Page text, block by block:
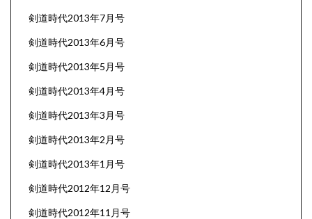
剣道時代2013年7月号
剣道時代2013年6月号
剣道時代2013年5月号
剣道時代2013年4月号
剣道時代2013年3月号
剣道時代2013年2月号
剣道時代2013年1月号
剣道時代2012年12月号
剣道時代2012年11月号